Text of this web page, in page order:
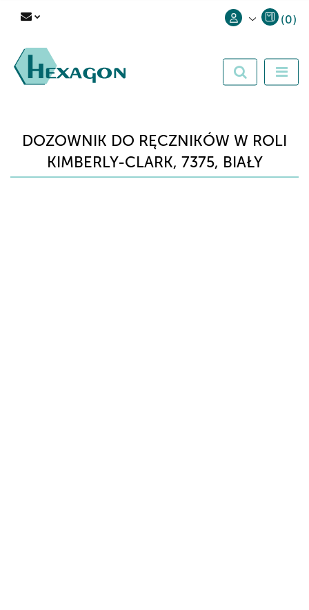
Zarejestruj się
(0)
DOZOWNIK DO RĘCZNIKÓW W ROLI
KIMBERLY-CLARK, 7375, BIAŁY